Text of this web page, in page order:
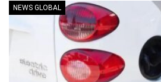
NEWS GLOBAL